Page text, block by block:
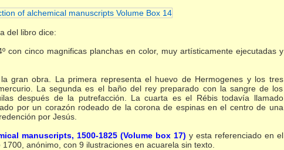
del libro dice:
con cinco magnificas planchas en color, muy artísticamente ejecutadas y
gran obra. La primera representa el huevo de Hermogenes y los tres
La segunda es el baño del rey preparado con la sangre de los
después de la putrefacción. La cuarta es el Rébis todavía llamado
por un corazón rodeado de la corona de espinas en el centro de una
por Jesús.
manuscripts, 1500-1825 (Volume box 17) y esta referenciado en el
anónimo, con 9 ilustraciones en acuarela sin texto.